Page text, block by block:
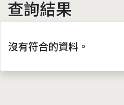
查詢結果
沒有符合的資料。